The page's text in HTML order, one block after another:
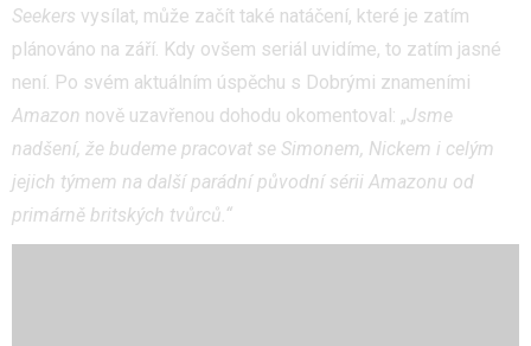
Seekers vysílat, může začít také natáčení, které je zatím
plánováno na září. Kdy ovšem seriál uvidíme, to zatím jasné
není. Po svém aktuálním úspěchu s Dobrými znameními
Amazon nově uzavřenou dohodu okomentoval: „Jsme
nadšení, že budeme pracovat se Simonem, Nickem i celým
jejich týmem na další parádní původní sérii Amazonu od
primárně britských tvůrců.“